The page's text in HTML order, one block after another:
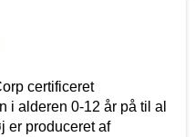
certificeret
alderen 0-12 år på til al
er produceret af